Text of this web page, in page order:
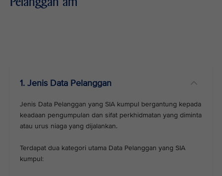
1. Jenis Data Pelanggan
Jenis Data Pelanggan yang SIA kumpul bergantung kepada
keadaan pengumpulan dan sifat perkhidmatan yang diminta
atau urus niaga yang dijalankan.
Terdapat dua kategori utama Data Pelanggan yang SIA
kumpul: